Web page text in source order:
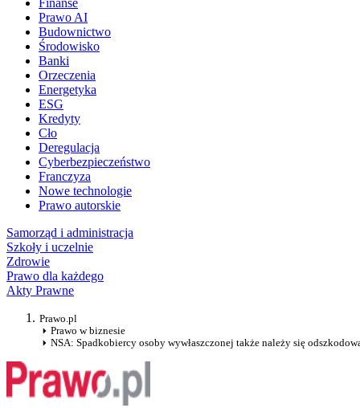
Finanse
Prawo AI
Budownictwo
Środowisko
Banki
Orzeczenia
Energetyka
ESG
Kredyty
Cło
Deregulacja
Cyberbezpieczeństwo
Franczyza
Nowe technologie
Prawo autorskie
Samorząd i administracja
Szkoły i uczelnie
Zdrowie
Prawo dla każdego
Akty Prawne
Prawo.pl
Prawo w biznesie
NSA: Spadkobiercy osoby wywłaszczonej także należy się